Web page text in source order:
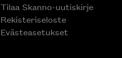
Tilaa Skanno-uutiskirje
Rekisteriseloste
Evästeasetukset